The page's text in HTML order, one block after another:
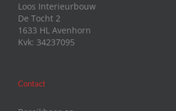
Loos Interieurbouw
De Tocht 2
1633 HL Avenhorn
Kvk: 34237095
Contact